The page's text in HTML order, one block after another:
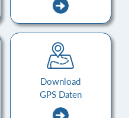
Download
GPS Daten